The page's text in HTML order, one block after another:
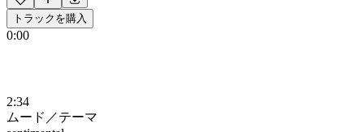
トラックを購入
0:00
2:34
ムード／テーマ